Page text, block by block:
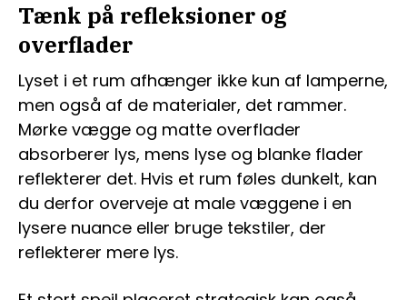
Tænk på refleksioner og
overflader
Lyset i et rum afhænger ikke kun af lamperne,
men også af de materialer, det rammer.
Mørke vægge og matte overflader
absorberer lys, mens lyse og blanke flader
reflekterer det. Hvis et rum føles dunkelt, kan
du derfor overveje at male væggene i en
lysere nuance eller bruge tekstiler, der
reflekterer mere lys.